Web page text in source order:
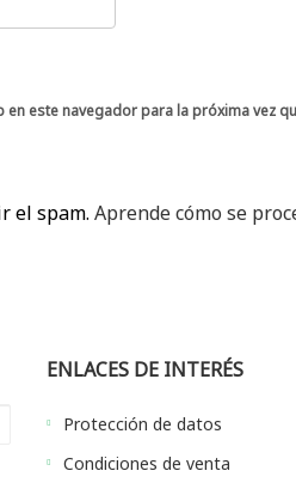
este navegador para la próxima vez
el spam. Aprende cómo se
ENLACES DE INTERÉS
Protección de datos
Condiciones de venta